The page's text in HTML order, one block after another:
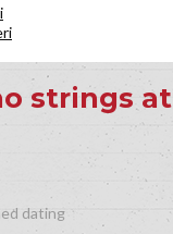
strings
dating